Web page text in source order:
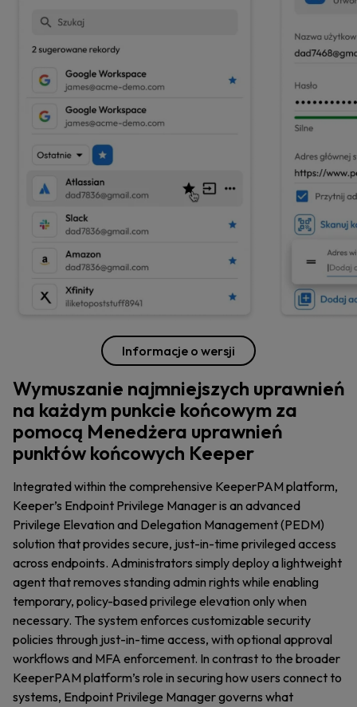
Informacje o wersji
Wymuszanie najmniejszych uprawnień
na każdym punkcie końcowym za
pomocą Menedżera uprawnień
punktów końcowych Keeper
Integrated within the comprehensive KeeperPAM platform,
Keeper’s Endpoint Privilege Manager is an advanced
Privilege Elevation and Delegation Management (PEDM)
solution that provides secure, just-in-time privileged access
across endpoints. Administrators simply deploy a lightweight
agent that removes standing admin rights while enabling
temporary, policy-based privilege elevation only when
necessary. The system enforces customizable security
policies through just-in-time access, with optional approval
workflows and MFA enforcement. In contrast to the broader
KeeperPAM platform’s role in securing how users connect to
systems, Endpoint Privilege Manager governs what